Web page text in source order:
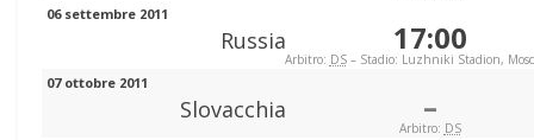
06 settembre 2011
Russia 17:00
Arbitro: DS– Stadio: Luzhniki Stadion,
07 ottobre 2011
Slovacchia –
Arbitro: DS